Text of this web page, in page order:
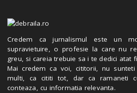
Credem ca jurnalismul este un
supravietuire, o profesie la care nu
greu, si careia trebuie sa i te dedici atat
Mai credem ca voi, cititorii, nu
multi, ca cititi tot, dar ca ramaneti
conteaza, cu informatia relevanta.